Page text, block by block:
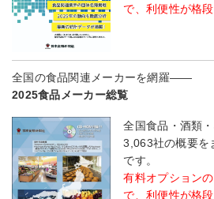
で、利便性が格
全国の食品関連メーカーを網羅――
2025食品メーカー総覧
全国食品・酒類
3,063社の概要を
です。
有料オプション
で、利便性が格